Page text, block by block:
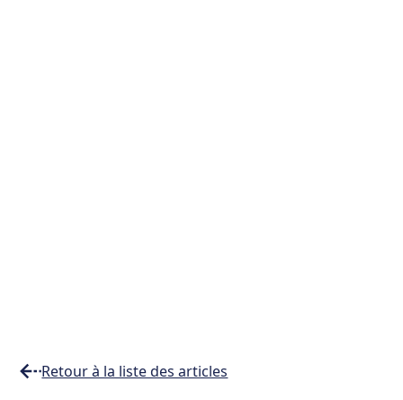
Retour à la liste des articles